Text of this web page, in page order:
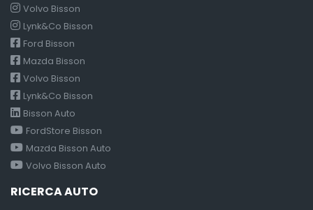
Volvo Bisson
Lynk&Co Bisson
Ford Bisson
Mazda Bisson
Volvo Bisson
Lynk&Co Bisson
Bisson Auto
FordStore Bisson
Mazda Bisson Auto
Volvo Bisson Auto
RICERCA AUTO